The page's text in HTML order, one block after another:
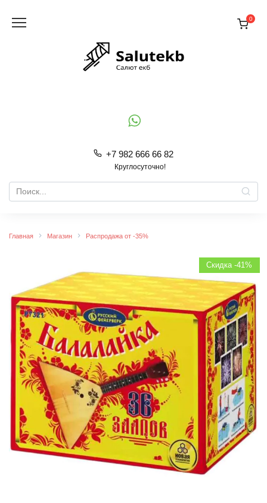
содержанию
+7 982 666 66 82
Круглосуточно!
Search
for:
0
Главная Магазин Распродажа от -35%
Скидка -41%